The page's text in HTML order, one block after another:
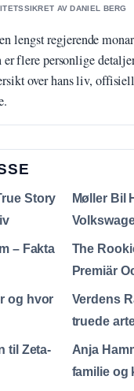
AV DANIEL BERG
lengst regjerende
flere personlige
over hans liv,
Story
Møller Bil
– Fakta
The
Premiär
og hvor
Verdens
truede
til Zeta-
Anja
familie og